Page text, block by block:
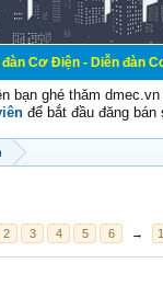
- Diễn đàn Cơ điện là
bạn ghé thăm
để bắt đầu đăng
2 3 4 5 6 →